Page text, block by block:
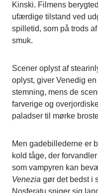
Kinski. Filmens
ufærdige tilstand ved
spilletid, som på trods
smuk.
Scener oplyst af
oplyst, giver Venedig
stemning, mens de
farverige og
paladser til mørke
Men gadebillederne er
kold tåge, der
som vampyren kan
Venezia gør det bedst i